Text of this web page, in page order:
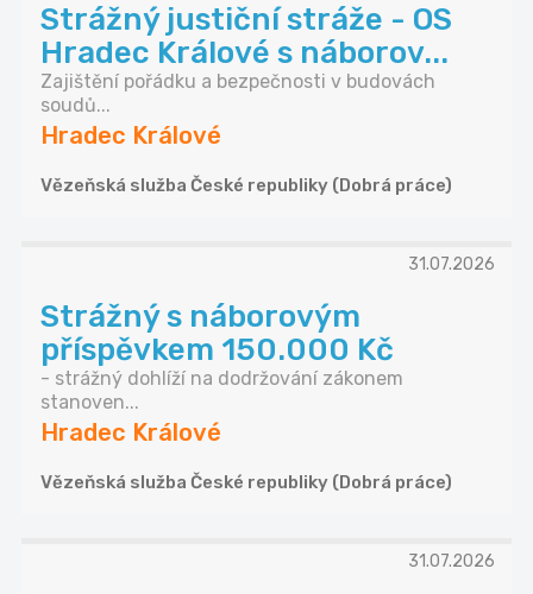
Strážný justiční stráže - OS
Hradec Králové s náborov...
Zajištění pořádku a bezpečnosti v budovách
soudů...
Hradec Králové
Vězeňská služba České republiky (Dobrá práce)
31.07.2026
Strážný s náborovým
příspěvkem 150.000 Kč
- strážný dohlíží na dodržování zákonem
stanoven...
Hradec Králové
Vězeňská služba České republiky (Dobrá práce)
31.07.2026